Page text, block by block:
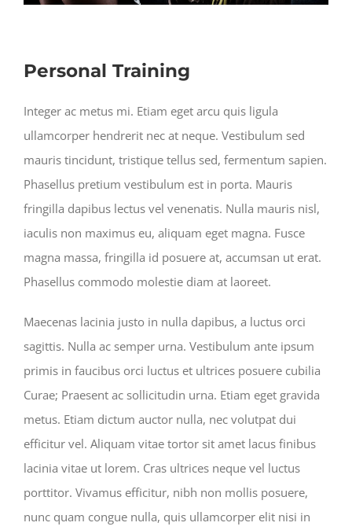
Personal Training
Integer ac metus mi. Etiam eget arcu quis ligula
ullamcorper hendrerit nec at neque. Vestibulum sed
mauris tincidunt, tristique tellus sed, fermentum sapien.
Phasellus pretium vestibulum est in porta. Mauris
fringilla dapibus lectus vel venenatis. Nulla mauris nisl,
iaculis non maximus eu, aliquam eget magna. Fusce
magna massa, fringilla id posuere at, accumsan ut erat.
Phasellus commodo molestie diam at laoreet.
Maecenas lacinia justo in nulla dapibus, a luctus orci
sagittis. Nulla ac semper urna. Vestibulum ante ipsum
primis in faucibus orci luctus et ultrices posuere cubilia
Curae; Praesent ac sollicitudin urna. Etiam eget gravida
metus. Etiam dictum auctor nulla, nec volutpat dui
efficitur vel. Aliquam vitae tortor sit amet lacus finibus
lacinia vitae ut lorem. Cras ultrices neque vel luctus
porttitor. Vivamus efficitur, nibh non mollis posuere,
nunc quam congue nulla, quis ullamcorper elit nisi in